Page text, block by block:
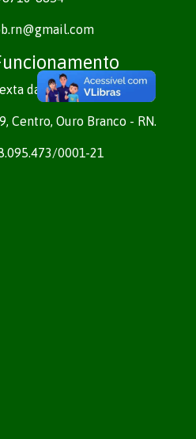
das 7h às 13h
Centro, Ouro Branco - RN.
0001-21